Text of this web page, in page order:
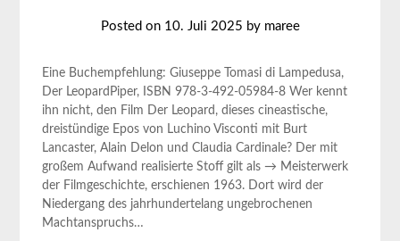
Posted on 10. Juli 2025 by maree
Eine Buchempfehlung: Giuseppe Tomasi di Lampedusa,
Der LeopardPiper, ISBN 978-3-492-05984-8 Wer kennt
ihn nicht, den Film Der Leopard, dieses cineastische,
dreistündige Epos von Luchino Visconti mit Burt
Lancaster, Alain Delon und Claudia Cardinale? Der mit
großem Aufwand realisierte Stoff gilt als → Meisterwerk
der Filmgeschichte, erschienen 1963. Dort wird der
Niedergang des jahrhundertelang ungebrochenen
Machtanspruchs…